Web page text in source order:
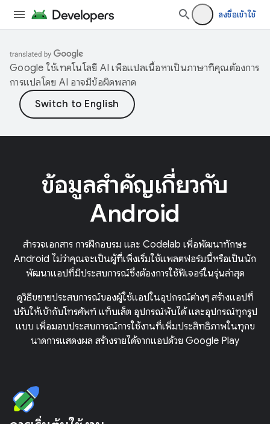
ลงชื่อเข้าใช้
Google ใช้เทคโนโลยี AI เพื่อแปลเนื้อหาเป็นภาษาที่คุณต้องการ
การแปลโดย AI อาจมีข้อผิดพลาด
ข้อมูลสำคัญเกี่ยวกับ
Android
สำรวจเอกสาร การฝึกอบรม และ Codelab เพื่อพัฒนาทักษะ
Android ไม่ว่าคุณจะเป็นผู้ที่เพิ่งเริ่มใช้แพลตฟอร์มนี้หรือเป็นนัก
พัฒนาแอปที่มีประสบการณ์ซึ่งต้องการใช้ฟีเจอร์ในรุ่นล่าสุด
ดูวิธีขยายประสบการณ์ของผู้ใช้แอปในอุปกรณ์ต่างๆ สร้างแอปที่
ปรับให้เข้ากับโทรศัพท์ แท็บเล็ต อุปกรณ์พับได้ และอุปกรณ์ทุกรูป
แบบ เพื่อมอบประสบการณ์การใช้งานที่เพิ่มประสิทธิภาพในทุกข
นาดการแสดงผล สร้างรายได้จากแอปด้วย Google Play